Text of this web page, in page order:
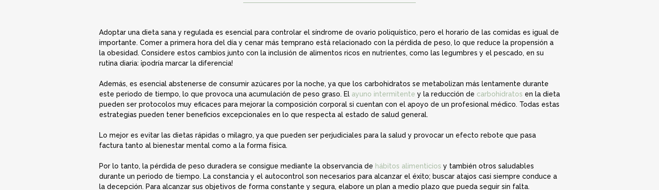
Adoptar una dieta sana y regulada es esencial para controlar el síndrome de ovario poliquístico, pero el horario de las comidas es igual de
importante. Comer a primera hora del día y cenar más temprano está relacionado con la pérdida de peso, lo que reduce la propensión a
la obesidad. Considere estos cambios junto con la inclusión de alimentos ricos en nutrientes, como las legumbres y el pescado, en su
rutina diaria: ¡podría marcar la diferencia!
Además, es esencial abstenerse de consumir azúcares por la noche, ya que los carbohidratos se metabolizan más lentamente durante
este periodo de tiempo, lo que provoca una acumulación de peso graso. El ayuno intermitente y la reducción de carbohidratos en la dieta
pueden ser protocolos muy eficaces para mejorar la composición corporal si cuentan con el apoyo de un profesional médico. Todas estas
estrategias pueden tener beneficios excepcionales en lo que respecta al estado de salud general.
Lo mejor es evitar las dietas rápidas o milagro, ya que pueden ser perjudiciales para la salud y provocar un efecto rebote que pasa
factura tanto al bienestar mental como a la forma física.
Por lo tanto, la pérdida de peso duradera se consigue mediante la observancia de hábitos alimenticios y también otros saludables
durante un periodo de tiempo. La constancia y el autocontrol son necesarios para alcanzar el éxito; buscar atajos casi siempre conduce a
la decepción. Para alcanzar sus objetivos de forma constante y segura, elabore un plan a medio plazo que pueda seguir sin falta.